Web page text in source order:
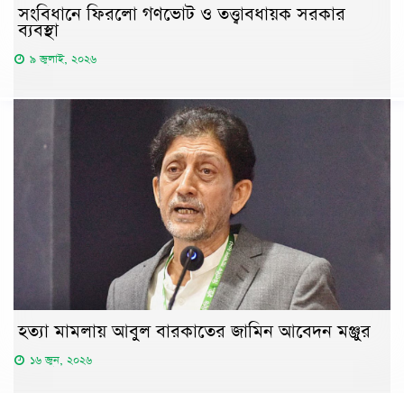
সংবিধানে ফিরলো গণভোট ও তত্ত্বাবধায়ক সরকার
ব্যবস্থা
৯ জুলাই, ২০২৬
হত্যা মামলায় আবুল বারকাতের জামিন আবেদন মঞ্জুর
১৬ জুন, ২০২৬